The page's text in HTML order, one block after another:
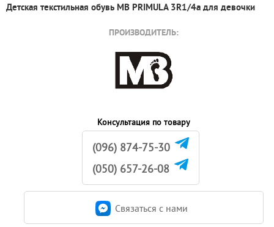
Детская текстильная обувь MB PRIMULA 3R1/4a для девочки
ПРОИЗВОДИТЕЛЬ:
Консультация по товару
(096) 874-75-30
(050) 657-26-08
Связаться c нами